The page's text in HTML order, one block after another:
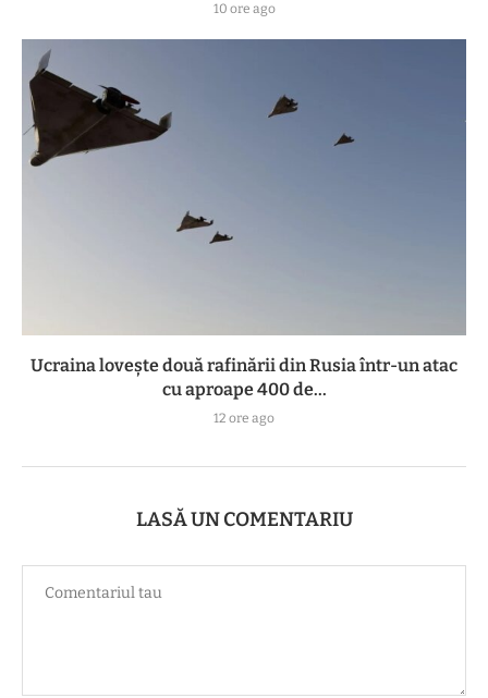
10 ore ago
Ucraina lovește două rafinării din Rusia într-un atac
cu aproape 400 de...
12 ore ago
LASĂ UN COMENTARIU